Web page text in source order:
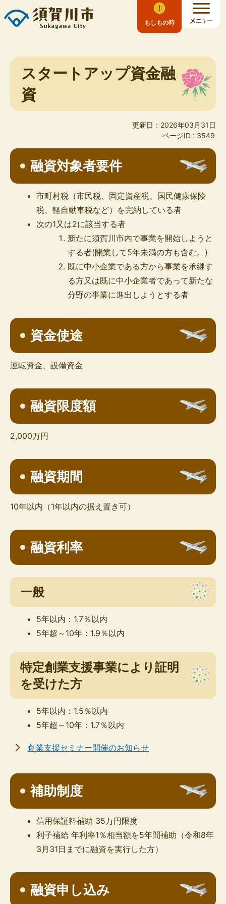
もしもの時
スタートアップ資金融
資
更新日：2026年03月31日
ページID : 3549
融資対象者要件
市町村税（市民税、固定資産税、国民健康保険
税、軽自動車税など）を完納している者
次の1又は2に該当する者
新たに須賀川市内で事業を開始しようと
する者(開業して5年未満の方も含む。)
既に中小企業である方から事業を承継す
る方又は既に中小企業者であって新たな
分野の事業に進出しようとする者
資金使途
運転資金、設備資金
融資限度額
2,000万円
融資期間
10年以内（1年以内の据え置き可）
融資利率
一般
5年以内：1.7％以内
5年超～10年：1.9％以内
特定創業支援事業により証明
を受けた方
5年以内：1.5％以内
5年超～10年：1.7％以内
創業支援セミナー開催のお知らせ
補助制度
信用保証料補助 35万円限度
利子補給 年利率1％相当額を5年間補助（令和8年
3月31日までに融資を実行した方）
融資申し込み